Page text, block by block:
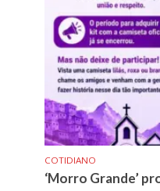
COTIDIANO
‘Morro Grande’